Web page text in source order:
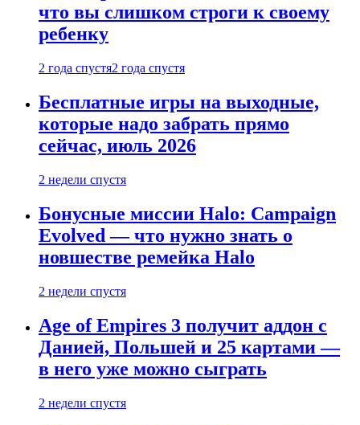
что вы слишком строги к своему
ребенку
2 года спустя2 года спустя
Бесплатные игры на выходные,
которые надо забрать прямо
сейчас, июль 2026
2 недели спустя
Бонусные миссии Halo: Campaign
Evolved — что нужно знать о
новшестве ремейка Halo
2 недели спустя
Age of Empires 3 получит аддон с
Данией, Польшей и 25 картами —
в него уже можно сыграть
2 недели спустя